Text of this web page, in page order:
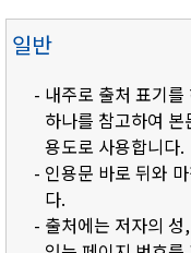
일반
- 내주로 출처 표기
하나를 참고하여
용도로 사용합니다.
- 인용문 바로 뒤와
다.
- 출처에는 저자의